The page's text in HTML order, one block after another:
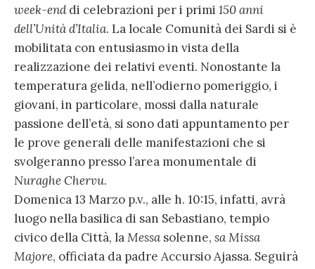
week-enddi celebrazioni per i primi 150 anni
dell’Unità d’Italia. La locale Comunità dei Sardi si è
mobilitata con entusiasmo in vista della
realizzazione dei relativi eventi. Nonostante la
temperatura gelida, nell’odierno pomeriggio, i
giovani, in particolare, mossi dalla naturale
passione dell’età, si sono dati appuntamento per
le prove generali delle manifestazioni che si
svolgeranno presso l’area monumentale di
Nuraghe Chervu.
Domenica 13 Marzo p.v., alle h. 10:15, infatti, avrà
luogo nella basilica di san Sebastiano, tempio
civico della Città, laMessa solenne, sa Missa
Majore, officiata da padre Accursio Ajassa. Seguirà